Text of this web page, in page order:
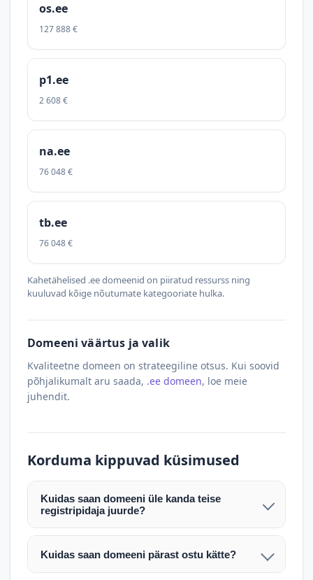
os.ee
127 888 €
p1.ee
2 608 €
na.ee
76 048 €
tb.ee
76 048 €
Kahetähelised .ee domeenid on piiratud ressurss ning
kuuluvad kõige nõutumate kategooriate hulka.
Domeeni väärtus ja valik
Kvaliteetne domeen on strateegiline otsus. Kui soovid
põhjalikumalt aru saada, .ee domeen, loe meie
juhendit.
Korduma kippuvad küsimused
Kuidas saan domeeni üle kanda teise
registripidaja juurde?
Pärast makse laekumist edastame teile domeeni
AUTH (EPP) koodi. Selle abil saate domeeni üle
Kuidas saan domeeni pärast ostu kätte?